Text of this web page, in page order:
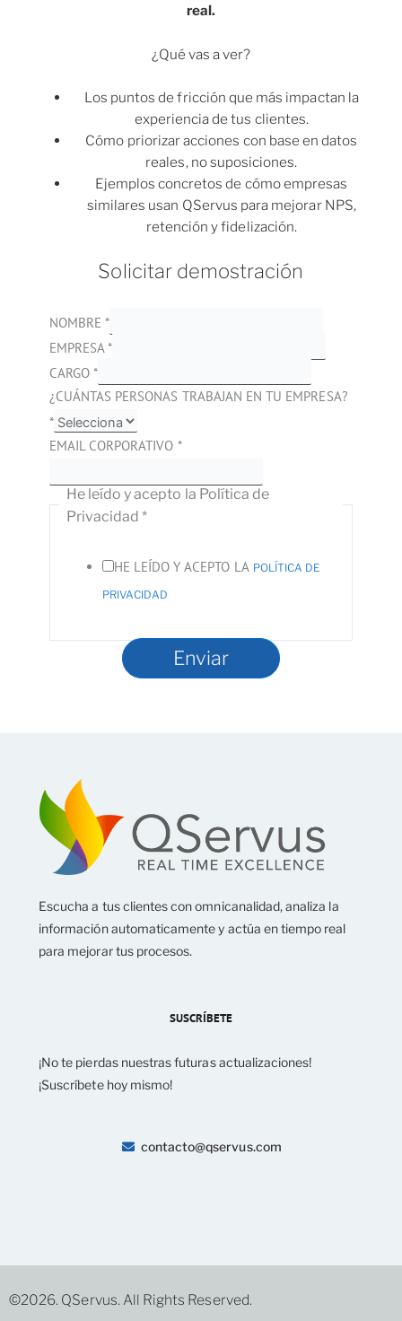
real.
¿Qué vas a ver?
Los puntos de fricción que más impactan la
experiencia de tus clientes.
Cómo priorizar acciones con base en datos
reales, no suposiciones.
Ejemplos concretos de cómo empresas
similares usan QServus para mejorar NPS,
retención y fidelización.
Solicitar demostración
NOMBRE *
EMPRESA*
CARGO *
¿CUÁNTAS PERSONAS TRABAJAN EN TU EMPRESA?
*
EMAIL CORPORATIVO *
He leído y acepto la Política de
Privacidad*
HE LEÍDO Y ACEPTO LA POLÍTICA DE
PRIVACIDAD
Enviar
Escucha a tus clientes con omnicanalidad, analiza la
información automaticamente y actúa en tiempo real
para mejorar tus procesos.
SUSCRÍBETE
¡No te pierdas nuestras futuras actualizaciones!
¡Suscríbete hoy mismo!
contacto@qservus.com
©2026. QServus. All Rights Reserved.